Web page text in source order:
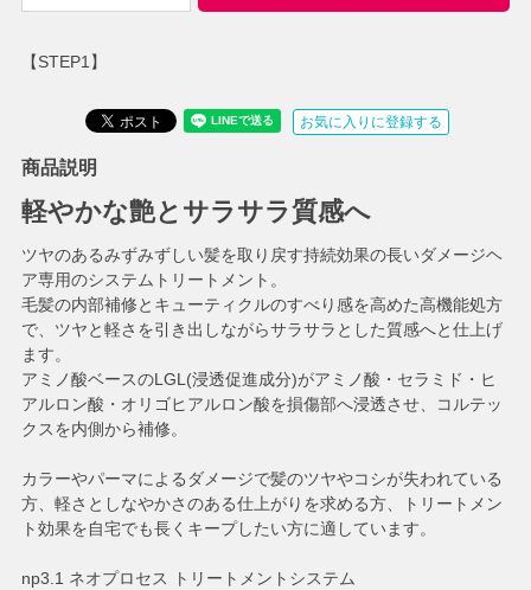
【STEP1】
お気に入りに登録する
商品説明
軽やかな艶とサラサラ質感へ
ツヤのあるみずみずしい髪を取り戻す持続効果の長いダメージヘ
ア専用のシステムトリートメント。
毛髪の内部補修とキューティクルのすべり感を高めた高機能処方
で、ツヤと軽さを引き出しながらサラサラとした質感へと仕上げ
ます。
アミノ酸ベースのLGL(浸透促進成分)がアミノ酸・セラミド・ヒ
アルロン酸・オリゴヒアルロン酸を損傷部へ浸透させ、コルテッ
クスを内側から補修。
カラーやパーマによるダメージで髪のツヤやコシが失われている
方、軽さとしなやかさのある仕上がりを求める方、トリートメン
ト効果を自宅でも長くキープしたい方に適しています。
np3.1 ネオプロセス トリートメントシステム